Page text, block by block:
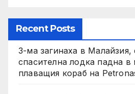
Recent Posts
3-ма загинаха в Малайзия,
спасителна лодка падна в
плаващия кораб на